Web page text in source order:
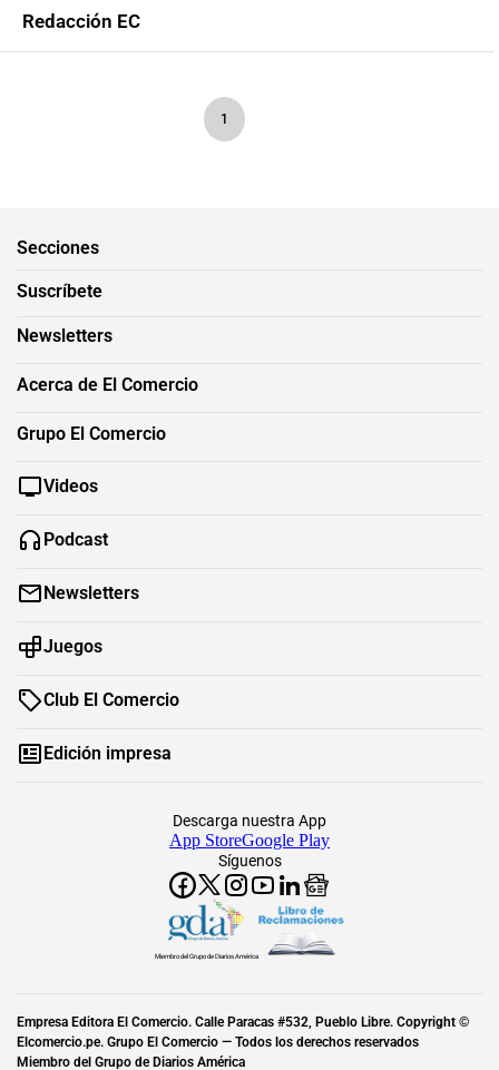
Redacción EC
1
Secciones
Suscríbete
Newsletters
Acerca de El Comercio
Grupo El Comercio
Videos
Podcast
Newsletters
Juegos
Club El Comercio
Edición impresa
Síguenos
Descarga nuestra App
App StoreGoogle Play
Miembro del Grupo de Diarios América
Empresa Editora El Comercio. Calle Paracas #532, Pueblo Libre. Copyright ©
Elcomercio.pe. Grupo El Comercio — Todos los derechos reservados
Miembro del Grupo de Diarios América